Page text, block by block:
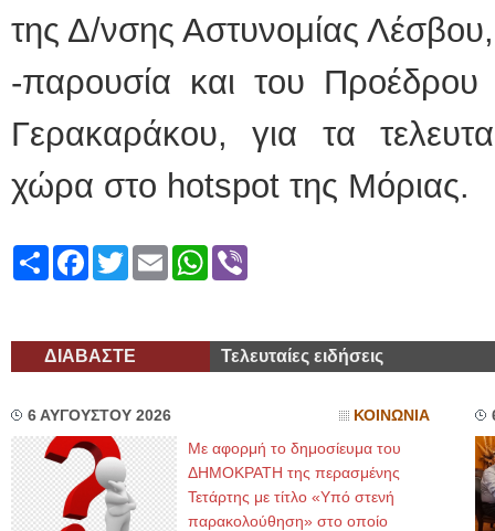
της Δ/νσης Αστυνομίας
-παρουσία και του
Γερακαράκου, για τα
χώρα στο hotspot της Μόριας.
ShareFacebook
TwitterEmailWhatsApp
ΔΙΑΒΑΣΤΕ Τελευταίες ειδήσεις
6 ΑΥΓΟΥΣΤΟΥ 2026 ΚΟΙΝΩΝΙΑ
Με αφορμή το δημοσίευμα του
ΔΗΜΟΚΡΑΤΗ της περασμένης
Τετάρτης με τίτλο «Υπό στενή
παρακολούθηση» στο οποίο
ΚΩΝΣΤΑΝΤΙΝΟΣ Ε.
Holter πίεσης και
Δοκιμασία
υπέρηχος
Μυτιλήνη Βουρνάζων
Γέρα:Παπάδος
Φυσικοθεραπεύτρια Manual